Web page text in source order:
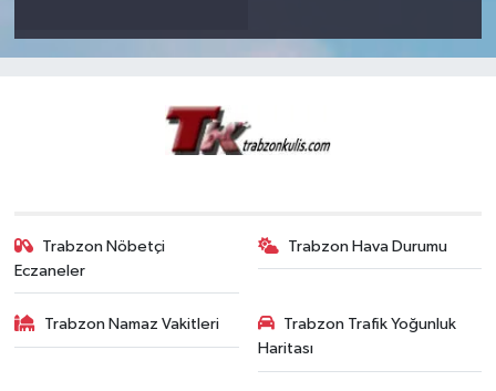
Trabzon Nöbetçi
Eczaneler
Trabzon Hava Durumu
Trabzon Namaz Vakitleri
Trabzon Trafik Yoğunluk
Haritası